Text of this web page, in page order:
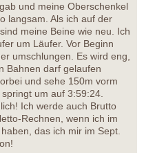
und meine Oberschenkel
langsam. Als ich auf der
meine Beine wie neu. Ich
um Läufer. Vor Beginn
umschlungen. Es wird eng,
Bahnen darf gelaufen
und sehe 150m vorm
um auf 3:59:24.
Ich werde auch Brutto
Rechnen, wenn ich im
das ich mir im Sept.